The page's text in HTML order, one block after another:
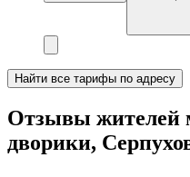
Найти все тарифы по адресу
Отзывы жителей
дворики,